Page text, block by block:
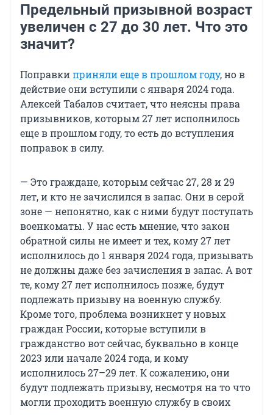
Предельный призывной возраст
увеличен с 27 до 30 лет. Что это
значит?
Поправкиприняли еще в прошлом году, но в
действие они вступили с января 2024 года.
Алексей Табалов считает, что неясны права
призывников, которым 27 лет исполнилось
еще в прошлом году, то есть до вступления
поправок в силу.
— Это граждане, которым сейчас 27, 28 и 29
лет, и кто не зачислился в запас. Они в серой
зоне — непонятно, как с ними будут поступать
военкоматы. У нас есть мнение, что закон
обратной силы не имеет и тех, кому 27 лет
исполнилось до 1 января 2024 года, призывать
не должны даже без зачисления в запас. А вот
те, кому 27 лет исполнилось позже, будут
подлежать призыву на военную службу.
Кроме того, проблема возникнет у новых
граждан России, которые вступили в
гражданство вот сейчас, буквально в конце
2023 или начале 2024 года, и кому
исполнилось 27–29 лет. К сожалению, они
будут подлежать призыву, несмотря на то что
могли проходить военную службу в своих